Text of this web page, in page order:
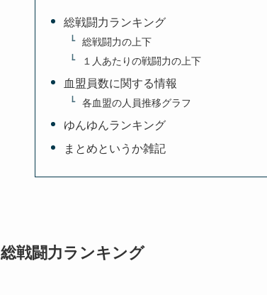
総戦闘力ランキング
総戦闘力の上下
１人あたりの戦闘力の上下
血盟員数に関する情報
各血盟の人員推移グラフ
ゆんゆんランキング
まとめというか雑記
総戦闘力ランキング